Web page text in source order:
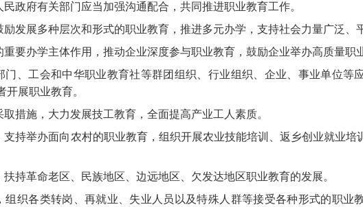
政府有关部门应当加强沟通配合，共同推进职业教育工作。
发展多种层次和形式的职业教育，推进多元办学，支持社会力量广泛、
重要办学主体作用，推动企业深度参与职业教育，鼓励企业举办高质量职
门、工会和中华职业教育社等群团组织、行业组织、企业、事业单位等
开展职业教育。
措施，大力发展技工教育，全面提高产业工人素质。
支持举办面向农村的职业教育，组织开展农业技能培训、返乡创业就业培
扶持革命老区、民族地区、边远地区、欠发达地区职业教育的发展。
组织各类转岗、再就业、失业人员以及特殊人群等接受各种形式的职业